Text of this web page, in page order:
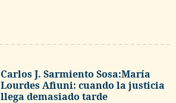
Carlos J. Sarmiento Sosa:María
Lourdes Afiuni: cuando la justicia
llega demasiado tarde